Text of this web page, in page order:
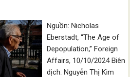
Nguồn: Nicholas
Eberstadt, “The Age of
Depopulation,” Foreign
Affairs, 10/10/2024 Biên
dịch: Nguyễn Thị Kim